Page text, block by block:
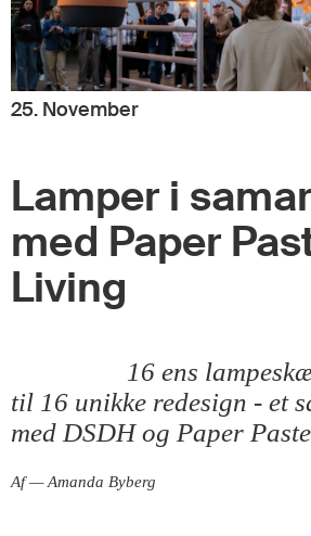
25. November
Lamper i
med Paper
Living
16 ens
til 16 unikke redesign - et
med DSDH og Paper
Af — Amanda Byberg